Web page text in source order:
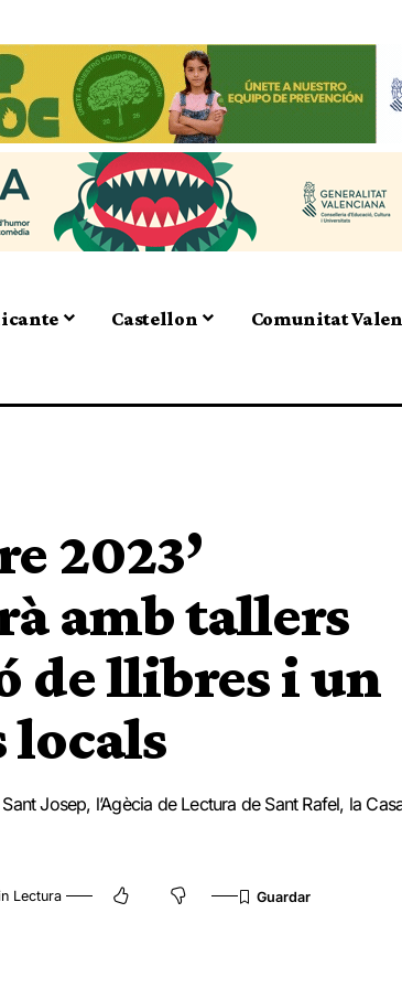
Castellon Comunitat
2023’
amb tallers
de llibres i un
locals
Josep, l’Agècia de Lectura de Sant Rafel, la
Lectura